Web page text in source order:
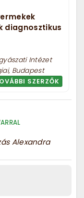
diagnosztikus
Intézet
Budapest
SZERZŐK
Alexandra